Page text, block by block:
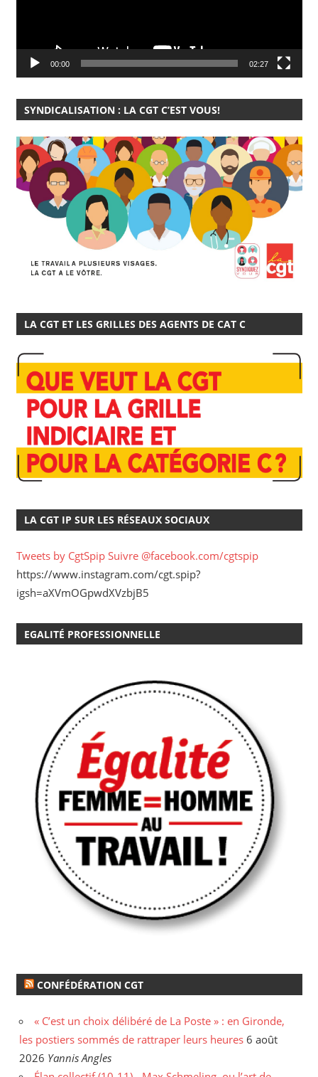
00:00 02:27
SYNDICALISATION : LA CGT C’EST VOUS!
LA CGT ET LES GRILLES DES AGENTS DE CAT C
LA CGT IP SUR LES RÉSEAUX SOCIAUX
Tweets by CgtSpip Suivre @facebook.com/cgtspip
https://www.instagram.com/cgt.spip?
igsh=aXVmOGpwdXVzbjB5
EGALITÉ PROFESSIONNELLE
CONFÉDÉRATION CGT
« C’est un choix délibéré de La Poste » : en Gironde,
les postiers sommés de rattraper leurs heures 6 août
2026 Yannis Angles